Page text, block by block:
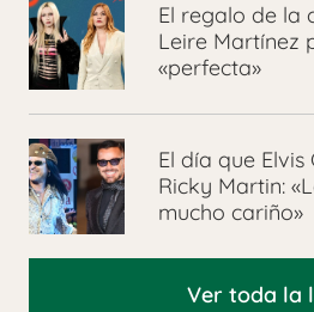
El regalo de la
Leire Martínez
«perfecta»
El día que
Ricky Martin:
mucho cariño»
Ver toda la